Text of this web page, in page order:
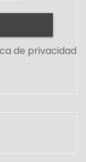
de privacidad